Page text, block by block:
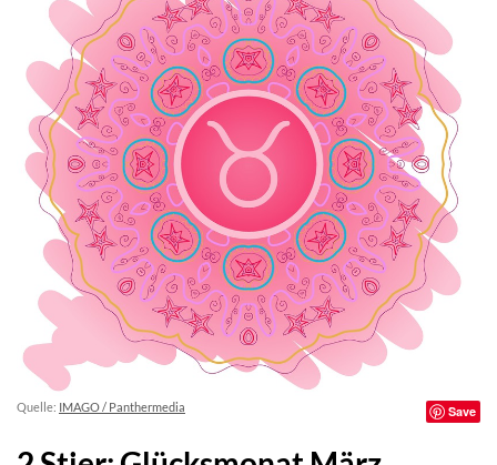
Quelle: IMAGO / Panthermedia Save